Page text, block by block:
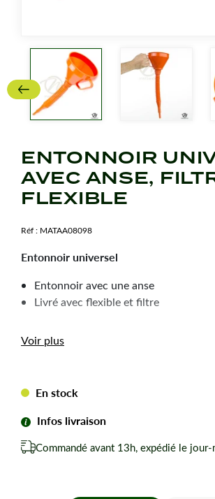
ENTONNOIR
AVEC ANSE,
FLEXIBLE
Réf : MATAA08098
Entonnoir universel
Entonnoir avec une anse
Livré avec flexible et filtre
haie, tronçonneuse, tondeuse...
Voir plus
En stock
Infos livraison
Commandé avant 13h, expédié le jour-